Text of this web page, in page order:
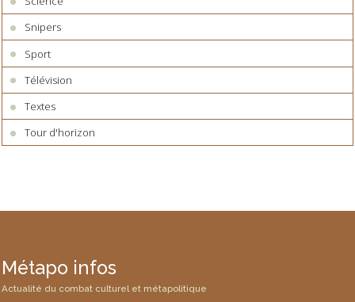
Snipers
Sport
Télévision
Textes
Tour d'horizon
Métapo infos
Actualité du combat culturel et métapolitique